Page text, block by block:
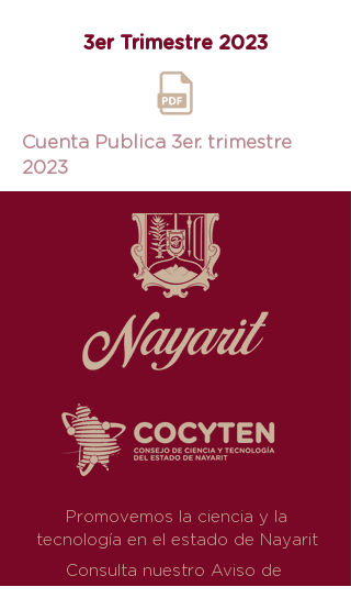
3er Trimestre 2023
Cuenta Publica 3er. trimestre
2023
Promovemos la ciencia y la
tecnología en el estado de Nayarit
Consulta nuestro Aviso de